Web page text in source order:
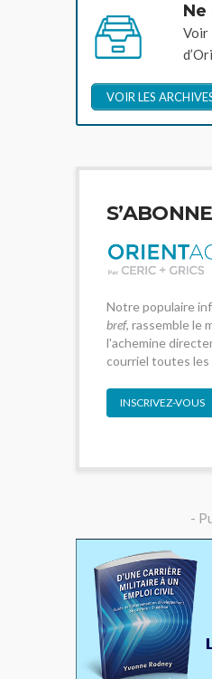
Ne
Voir
VOIR LES
Notre populaire
bref, rassemble le
l'achemine
courriel toutes les
INSCRIVEZ-VOUS
-